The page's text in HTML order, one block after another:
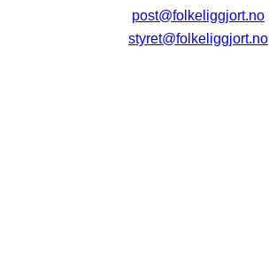
post@folkeliggjort.no
styret@folkeliggjort.no